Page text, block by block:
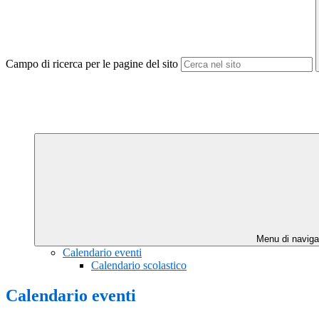
Campo di ricerca per le pagine del sito
Menu di
Calendario eventi
Calendario scolastico
Calendario eventi